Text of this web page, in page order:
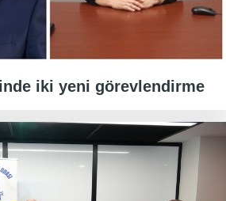
iki yeni görevlendirme